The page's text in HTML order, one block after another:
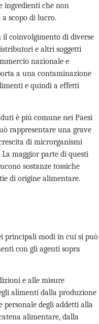
ingredienti che non
scopo di lucro.
coinvolgimento di diverse
e altri soggetti
nazionale e
a una contaminazione
e quindi a effetti
è più comune nei Paesi
rappresentare una grave
di microrganismi
maggior parte di questi
sostanze tossiche
di origine alimentare.
principali modi in cui si può
con gli agenti sopra
e alle misure
alimenti dalla produzione
personale degli addetti alla
alimentare, dalla